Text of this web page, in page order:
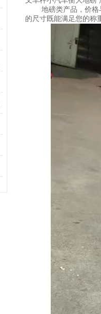
地磅类产品，价
的尺寸既能满足您的称